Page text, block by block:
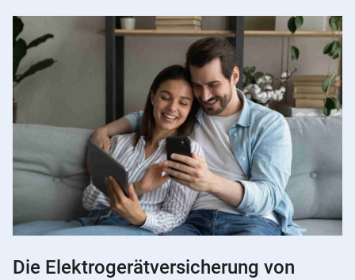
Die Elektrogerätversicherung von